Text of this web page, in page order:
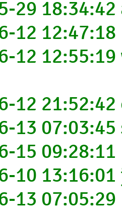
29
12
12
12
13
15
10
13